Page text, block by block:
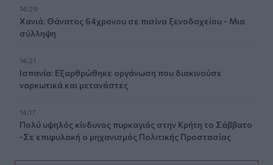
14:29
Χανιά: Θάνατος 64χρονου σε πισίνα ξενοδοχείου - Μια
σύλληψη
14:21
Ισπανία: Εξαρθρώθηκε οργάνωση που διακινούσε
ναρκωτικά και μετανάστες
14:17
Πολύ υψηλός κίνδυνος πυρκαγιάς στην Κρήτη το Σάββατο
-Σε επιφυλακή ο μηχανισμός Πολιτικής Προστασίας